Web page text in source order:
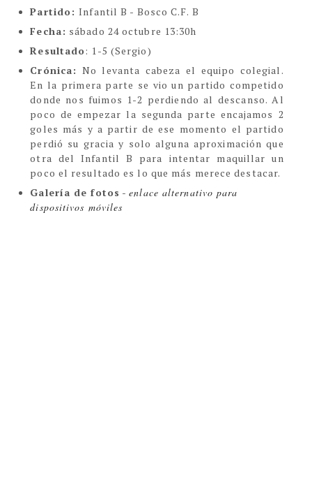
Partido:Infantil B - Bosco C.F. B
Fecha: sábado 24 octubre 13:30h
Resultado: 1-5 (Sergio)
Crónica: No levanta cabeza el equipo colegial.
En la primera parte se vio un partido competido
donde nos fuimos 1-2 perdiendo al descanso. Al
poco de empezar la segunda parte encajamos 2
goles más y a partir de ese momento el partido
perdió su gracia y solo alguna aproximación que
otra del Infantil B para intentar maquillar un
poco el resultado es lo que más merece destacar.
Galería de fotos -enlace alternativo para
dispositivos móviles